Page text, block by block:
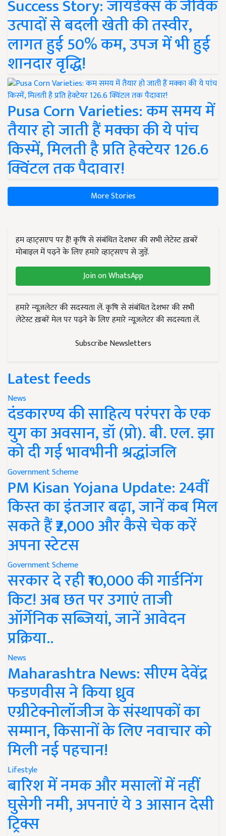
Success Story: जायडेक्स के जैविक
उत्पादों से बदली खेती की तस्वीर,
लागत हुई 50% कम, उपज में भी हुई
शानदार वृद्धि!
Pusa Corn Varieties: कम समय में
तैयार हो जाती हैं मक्का की ये पांच
किस्में, मिलती है प्रति हेक्टेयर 126.6
क्विंटल तक पैदावार!
More Stories
हम व्हाट्सएप पर हैं! कृषि से संबंधित देशभर की सभी लेटेस्ट ख़बरें
मोबाइल में पढ़ने के लिए हमारे व्हाट्सएप से जुड़ें.
Join on WhatsApp
हमारे न्यूज़लेटर की सदस्यता लें. कृषि से संबंधित देशभर की सभी
लेटेस्ट ख़बरें मेल पर पढ़ने के लिए हमारे न्यूज़लेटर की सदस्यता लें.
Subscribe Newsletters
Latest feeds
News
दंडकारण्य की साहित्य परंपरा के एक
युग का अवसान, डॉ (प्रो). बी. एल. झा
को दी गई भावभीनी श्रद्धांजलि
Government Scheme
PM Kisan Yojana Update: 24वीं
किस्त का इंतजार बढ़ा, जानें कब मिल
सकते हैं ₹2,000 और कैसे चेक करें
अपना स्टेटस
Government Scheme
सरकार दे रही ₹10,000 की गार्डनिंग
किट! अब छत पर उगाएं ताजी
ऑर्गेनिक सब्जियां, जानें आवेदन
प्रक्रिया..
News
Maharashtra News: सीएम देवेंद्र
फडणवीस ने किया ध्रुव
एग्रीटेक्नोलॉजीज के संस्थापकों का
सम्मान, किसानों के लिए नवाचार को
मिली नई पहचान!
Lifestyle
बारिश में नमक और मसालों में नहीं
घुसेगी नमी, अपनाएं ये 3 आसान देसी
ट्रिक्स